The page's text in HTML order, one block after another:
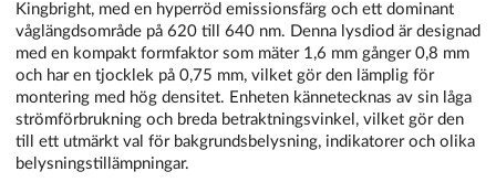
Kingbright, med en hyperröd emissionsfärg och ett dominant
våglängdsområde på 620 till 640 nm. Denna lysdiod är designad
med en kompakt formfaktor som mäter 1,6 mm gånger 0,8 mm
och har en tjocklek på 0,75 mm, vilket gör den lämplig för
montering med hög densitet. Enheten kännetecknas av sin låga
strömförbrukning och breda betraktningsvinkel, vilket gör den
till ett utmärkt val för bakgrundsbelysning, indikatorer och olika
belysningstillämpningar.